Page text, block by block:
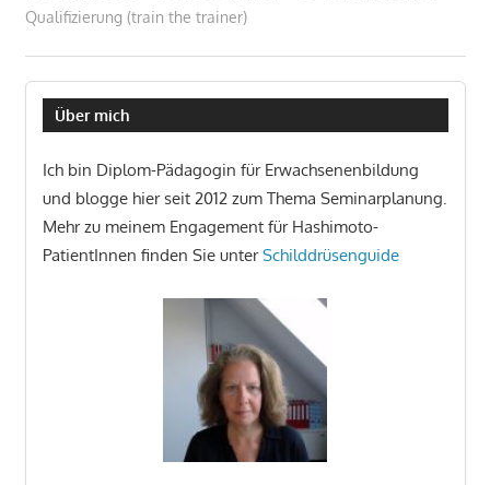
Qualifizierung (train the trainer)
Über mich
Ich bin Diplom-Pädagogin für Erwachsenenbildung
und blogge hier seit 2012 zum Thema Seminarplanung.
Mehr zu meinem Engagement für Hashimoto-
PatientInnen finden Sie unterSchilddrüsenguide